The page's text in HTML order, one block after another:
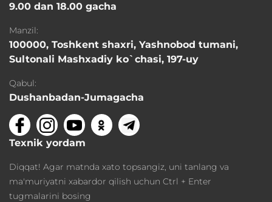
9.00 dan 18.00 gacha
Manzil:
100000, Toshkent shaxri, Yashnobod tumani,
Sultonali Mashxadiy ko`chasi, 197-uy
Qabul:
Dushanbadan-Jumagacha
Texnik yordam
Diqqat! Agar matnda xato topsangiz, uni tanlang va
ma'muriyatni xabardor qilish uchun Ctrl + Enter
tugmalarini bosing